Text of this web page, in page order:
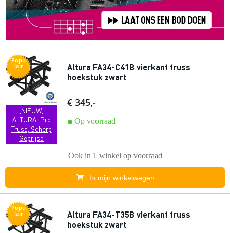
Popu
lair
[NIEUW]
ALTURA: Pro
Truss, Scherp
Geprijsd
Altura FA34-C41B vierkant truss
hoekstuk zwart
€ 345,-
Op voorraad
Ook in 1 winkel op voorraad
In mijn winkelwagen
Popu
lair
Altura FA34-T35B vierkant truss
hoekstuk zwart